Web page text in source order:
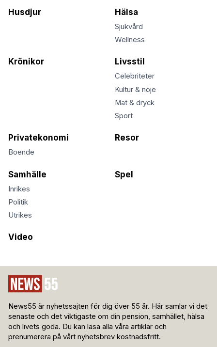
Husdjur Hälsa
Sjukvård
Wellness
Krönikor Livsstil
Celebriteter
Kultur & nöje
Mat & dryck
Sport
Privatekonomi
Boende
Resor
Samhälle
Inrikes
Politik
Utrikes
Spel
Video
News55 är nyhetssajten för dig över 55 år. Här samlar vi det
senaste och det viktigaste om din pension, samhället, hälsa
och livets goda. Du kan läsa alla våra artiklar och
prenumerera på vårt nyhetsbrev kostnadsfritt.